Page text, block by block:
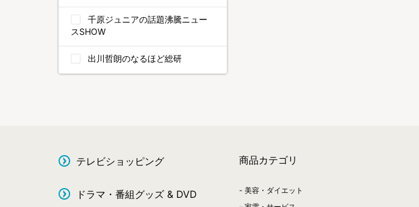
千原ジュニアの話題沸騰ニュー
スSHOW
出川哲朗のなるほど総研
テレビショッピング
ドラマ・番組グッズ & DVD
商品カテゴリ
美容・ダイエット